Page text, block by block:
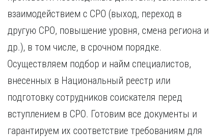
взаимодействием с СРО (выход, переход в
другую СРО, повышение уровня, смена региона и
др.), в том числе, в срочном порядке.
Осуществляем подбор и найм специалистов,
внесенных в Национальный реестр или
подготовку сотрудников соискателя перед
вступлением в СРО. Готовим все документы и
гарантируем их соответствие требованиям для